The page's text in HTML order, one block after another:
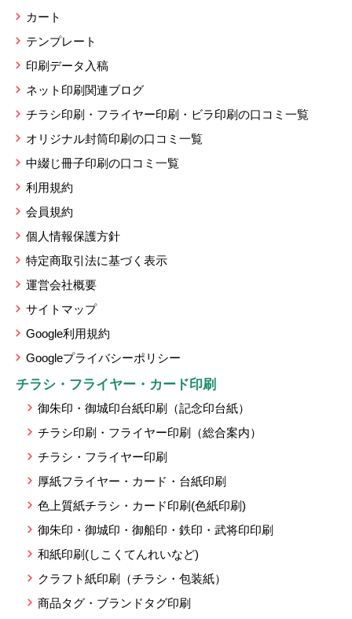
カート
テンプレート
印刷データ入稿
ネット印刷関連ブログ
チラシ印刷・フライヤー印刷・ビラ印刷の口コミ一覧
オリジナル封筒印刷の口コミ一覧
中綴じ冊子印刷の口コミ一覧
利用規約
会員規約
個人情報保護方針
特定商取引法に基づく表示
運営会社概要
サイトマップ
Google利用規約
Googleプライバシーポリシー
チラシ・フライヤー・カード印刷
御朱印・御城印台紙印刷（記念印台紙）
チラシ印刷・フライヤー印刷（総合案内）
チラシ・フライヤー印刷
厚紙フライヤー・カード・台紙印刷
色上質紙チラシ・カード印刷(色紙印刷)
御朱印・御城印・御船印・鉄印・武将印印刷
和紙印刷(しこくてんれいなど)
クラフト紙印刷（チラシ・包装紙）
商品タグ・ブランドタグ印刷